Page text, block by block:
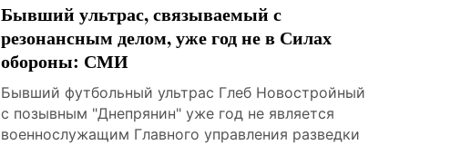
Бывший ультрас, связываемый с
резонансным делом, уже год не в Силах
обороны: СМИ
Бывший футбольный ультрас Глеб Новостройный
с позывным "Днепрянин" уже год не является
военнослужащим Главного управления разведки